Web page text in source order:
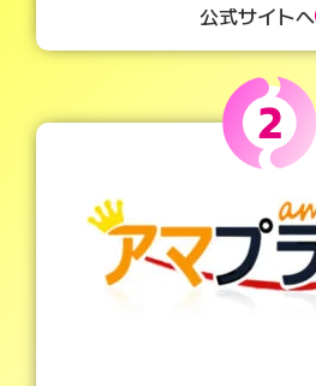
公式サイトへ